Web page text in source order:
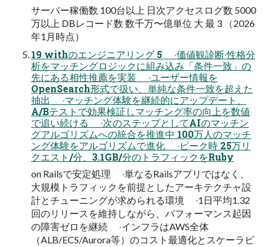
サーバー稼働数 100台以上 ⽇次アクセスログ数 5000
万以上 DBレコード数 数千万〜億単位 大 最 3 （2026
年1月時点）
19 withのエンジニアリング 5 ‧価値観診断‧性格分
析をマッチングロジックに組み込み「条件⼀致」の
先にある相性推薦を実装 ‧ユーザー情報を
OpenSearch形式で扱い、単純な条件⼀致を超えた
抽出 ‧マッチング体験を継続的にアップデート、
A/Bテストで効果検証しマッチング率の向上を数値
で追い続ける ‧次のステップとしてAIのマッチン
グアルゴリズムへの統合を推進中 100万⼈のマッチ
ング体験をアルゴリズムで進化 ‧ピーク時 25万リ
クエスト/分、3.1GB/分のトラフィックをRuby
on Railsで安定処理 ‧単なるRailsアプリではなく、
⼤規模トラフィックを前提としたアーキテクチャ設
計とチューニングが求められる環境 ‧1⽇平均1.32
回のリリースを維持しながら、パフォーマンス起因
の障害ゼロを継続 ‧インフラはAWS全体
（ALB/ECS/Aurora等）のコスト最適化とスケーラビ